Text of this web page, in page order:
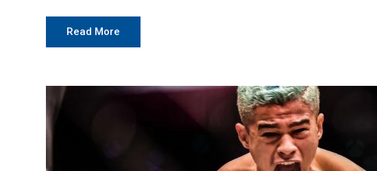
Read More